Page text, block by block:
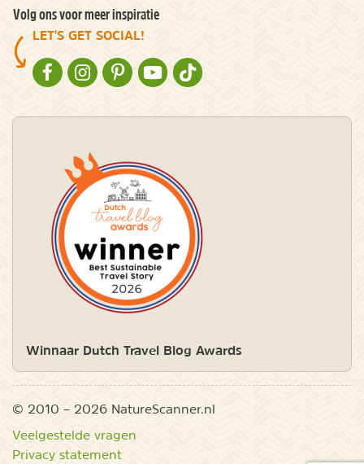
Volg ons voor meer inspiratie
LET'S GET SOCIAL!
NATURESCANNER OP FACEBOOK
NATURESCANNER OP INSTAGRAM
NATURESCANNER OP PINTEREST
NATURESCANNER OP YOUTUBE
NATURESCANNER OP TIKTOK
Winnaar Dutch Travel Blog Awards
© 2010 – 2026 NatureScanner.nl
Veelgestelde vragen
Privacy statement